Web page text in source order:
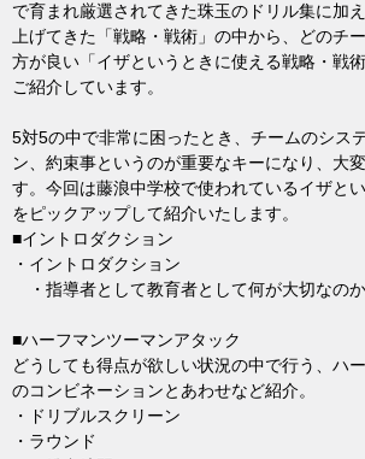
で育まれ厳選されてきた珠玉のドリル集に加
上げてきた「戦略・戦術」の中から、どのチ
方が良い「イザというときに使える戦略・戦
ご紹介しています。
5対5の中で非常に困ったとき、チームのシス
ン、約束事というのが重要なキーになり、大
す。今回は藤浪中学校で使われているイザと
をピックアップして紹介いたします。
■イントロダクション
・イントロダクション
・指導者として教育者として何が大切なのか
■ハーフマンツーマンアタック
どうしても得点が欲しい状況の中で行う、ハ
のコンビネーションとあわせなど紹介。
・ドリブルスクリーン
・ラウンド